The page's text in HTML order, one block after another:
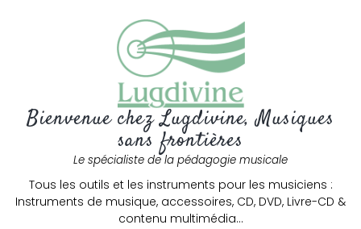
Bienvenue chez Lugdivine, Musiques
sans frontières
Le spécialiste de la pédagogie musicale
Tous les outils et les instruments pour les musiciens :
Instruments de musique, accessoires, CD, DVD, Livre-CD &
contenu multimédia…